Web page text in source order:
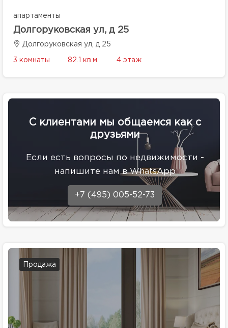
апартаменты
Долгоруковская ул, д 25
Долгоруковская ул, д 25
3 комнаты 82.1 кв.м. 4 этаж
С клиентами мы общаемся как с
друзьями
Eсли есть вопросы по недвижимости -
напишите нам в WhatsApp
+7 (495) 005-52-73
Продажа